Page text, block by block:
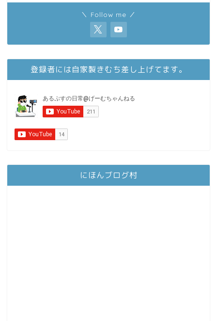
＼ Follow me ／
登録者には自家製きむち差し上げてます。
にほんブログ村